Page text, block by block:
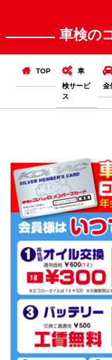
車検の
TOP
車
検サービ
ス
金